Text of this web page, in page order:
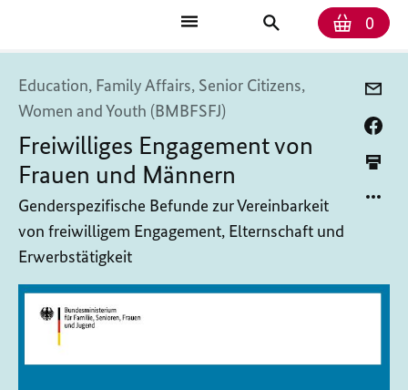
Search
publications
0
Education, Family Affairs, Senior Citizens,
Women and Youth (BMBFSFJ)
Freiwilliges Engagement von
Frauen und Männern
Genderspezifische Befunde zur Vereinbarkeit
von freiwilligem Engagement, Elternschaft und
Erwerbstätigkeit